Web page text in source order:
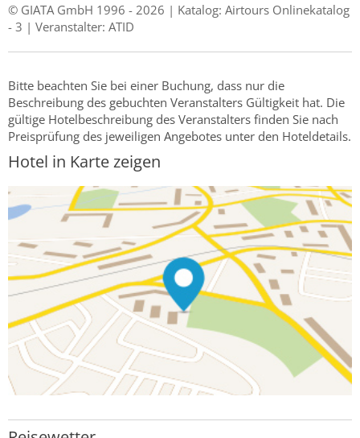
© GIATA GmbH 1996 - 2026 | Katalog: Airtours Onlinekatalog
- 3 | Veranstalter: ATID
Bitte beachten Sie bei einer Buchung, dass nur die
Beschreibung des gebuchten Veranstalters Gültigkeit hat. Die
gültige Hotelbeschreibung des Veranstalters finden Sie nach
Preisprüfung des jeweiligen Angebotes unter den Hoteldetails.
Hotel in Karte zeigen